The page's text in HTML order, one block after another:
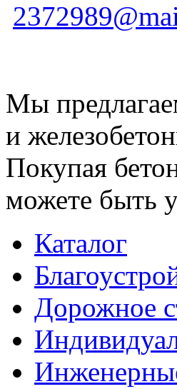
Мы
и
Покупая
можете быть
Каталог
Дорожное